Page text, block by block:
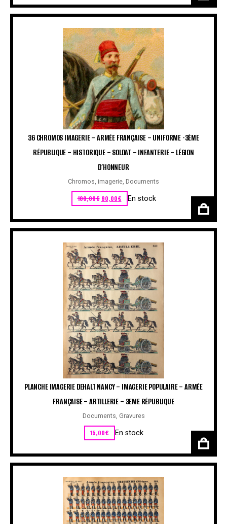
36 CHROMOS IMAGERIE – ARMÉE FRANÇAISE – UNIFORME -3ÈME
RÉPUBLIQUE – HISTORIQUE – SOLDAT – INFANTERIE – LÉGION
D’HONNEUR
Chromos, imagerie, Documents
100,00€ Le prix initial était : 100,00€.
90,00€Le prix actuel est : 90,00€.
En stock
PLANCHE IMAGERIE DEHALT NANCY – IMAGERIE POPULAIRE – ARMÉE
FRANÇAISE – ARTILLERIE – 3EME RÉPUBLIQUE
Documents, Gravures
15,00€ En stock